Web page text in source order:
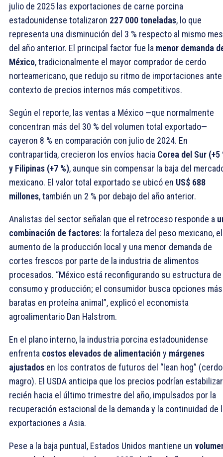
julio de 2025 las exportaciones de carne porcina
estadounidense totalizaron 227 000 toneladas, lo que
representa una disminución del 3 % respecto al mismo mes
del año anterior. El principal factor fue la menor demanda
México, tradicionalmente el mayor comprador de cerdo
norteamericano, que redujo su ritmo de importaciones
contexto de precios internos más competitivos.
Según el reporte, las ventas a México —que normalmente
concentran más del 30 % del volumen total exportado—
cayeron 8 % en comparación con julio de 2024. En
contrapartida, crecieron los envíos hacia Corea del Sur (+5
y Filipinas (+7 %), aunque sin compensar la baja del
mexicano. El valor total exportado se ubicó en US$ 688
millones, también un 2 % por debajo del año anterior.
Analistas del sector señalan que el retroceso responde a
combinación de factores: la fortaleza del peso mexicano, el
aumento de la producción local y una menor demanda de
cortes frescos por parte de la industria de alimentos
procesados. “México está reconfigurando su estructura de
consumo y producción; el consumidor busca opciones más
baratas en proteína animal”, explicó el economista
agroalimentario Dan Halstrom.
En el plano interno, la industria porcina estadounidense
enfrenta costos elevados de alimentación y márgenes
ajustados en los contratos de futuros del “lean hog” (cerdo
magro). El USDA anticipa que los precios podrían
recién hacia el último trimestre del año, impulsados por la
recuperación estacional de la demanda y la continuidad de
exportaciones a Asia.
Pese a la baja puntual, Estados Unidos mantiene un